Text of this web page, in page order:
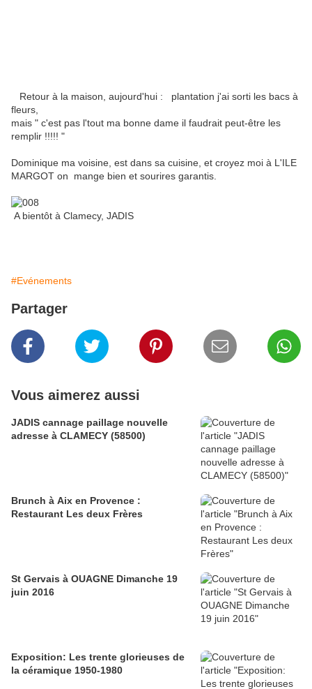
Retour à la maison, aujourd'hui : plantation j'ai sorti les bacs à
fleurs,
mais " c'est pas l'tout ma bonne dame il faudrait peut-être les
remplir !!!!! "
Dominique ma voisine, est dans sa cuisine, et croyez moi à L'ILE
MARGOT on mange bien et sourires garantis.
A bientôt à Clamecy, JADIS
#Evénements
Partager
Vous aimerez aussi
JADIS cannage paillage nouvelle
adresse à CLAMECY (58500)
Brunch à Aix en Provence :
Restaurant Les deux Frères
St Gervais à OUAGNE Dimanche 19
juin 2016
Exposition: Les trente glorieuses de
la céramique 1950-1980